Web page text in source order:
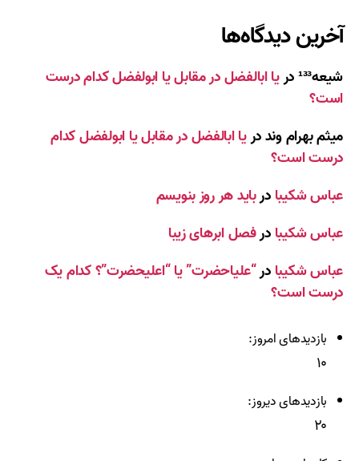
آخرین دیدگاه‌ها
شیعه¹³³ دریا ابالفضل در مقابل یا ابولفضل کدام درست
است؟
میثم بهرام ونددریا ابالفضل در مقابل یا ابولفضل کدام
درست است؟
عباس شکیبا درباید هر روز بنویسم
عباس شکیبا درفصل ابرهای زیبا
عباس شکیبا در“علیاحضرت” یا “اعلیحضرت”؟ کدام یک
درست است؟
بازدیدهای امروز:
۱۰
بازدیدهای دیروز:
۲۰